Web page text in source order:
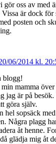
gör oss av med
Vissa är dock
posten och
06/2014 kl.
blogg!
mamma
jag är på
göra själv.
hel sopsäck
Några plagg
åt henne.
glädja mig åt